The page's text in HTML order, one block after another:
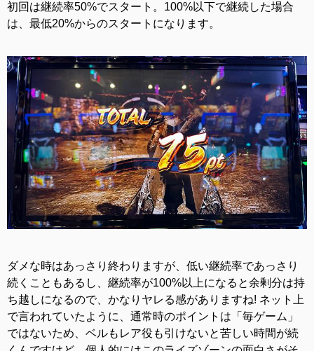
初回は継続率50%でスタート。100%以下で継続した場合
は、最低20%からのスタートになります。
ダメな時はあっさり終わりますが、低い継続率であっさり
続くこともあるし、継続率が100%以上になると余剰分は持
ち越しになるので、かなりヤレる感がありますね! ネット上
で言われていたように、通常時のポイントは「毎ゲーム」
ではないため、ベルもレア役も引けないと苦しい時間が続